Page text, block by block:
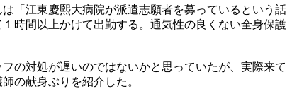
「江東慶熙大病院が派遣志願者を募っているという話
時間以上かけて出勤する。通気性の良くない全身保護
の対処が遅いのではないかと思っていたが、実際来て
の献身ぶりを紹介した。